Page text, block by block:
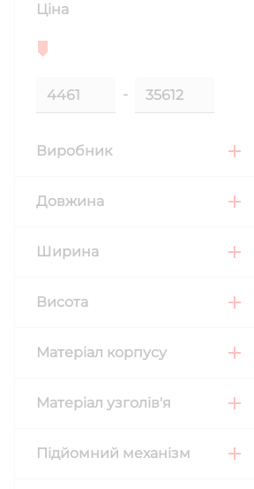
Ціна
-
Виробник
Довжина
Ширина
Висота
Матеріал корпусу
Матеріал узголів'я
Підйомний механізм